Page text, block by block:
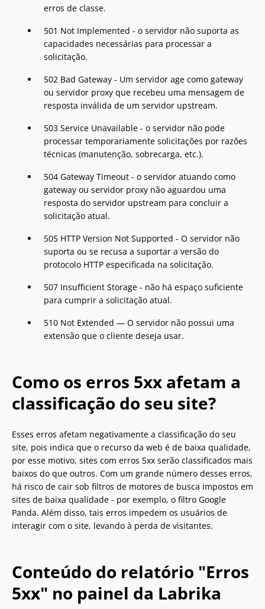
erros de classe.
501 Not Implemented - o servidor não suporta as
capacidades necessárias para processar a
solicitação.
502 Bad Gateway - Um servidor age como gateway
ou servidor proxy que recebeu uma mensagem de
resposta inválida de um servidor upstream.
503 Service Unavailable - o servidor não pode
processar temporariamente solicitações por razões
técnicas (manutenção, sobrecarga, etc.).
504 Gateway Timeout - o servidor atuando como
gateway ou servidor proxy não aguardou uma
resposta do servidor upstream para concluir a
solicitação atual.
505 HTTP Version Not Supported - O servidor não
suporta ou se recusa a suportar a versão do
protocolo HTTP especificada na solicitação.
507 Insufficient Storage - não há espaço suficiente
para cumprir a solicitação atual.
510 Not Extended — O servidor não possui uma
extensão que o cliente deseja usar.
Como os erros 5xx afetam a
classificação do seu site?
Esses erros afetam negativamente a classificação do seu
site, pois indica que o recurso da web é de baixa qualidade,
por esse motivo, sites com erros 5xx serão classificados mais
baixos do que outros. Com um grande número desses erros,
há risco de cair sob filtros de motores de busca impostos em
sites de baixa qualidade - por exemplo, o filtro Google
Panda. Além disso, tais erros impedem os usuários de
interagir com o site, levando à perda de visitantes.
Conteúdo do relatório "Erros
5xx" no painel da Labrika